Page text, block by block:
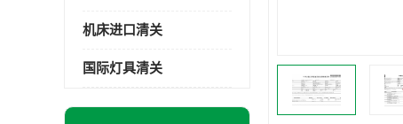
机床进口清关
国际灯具清关